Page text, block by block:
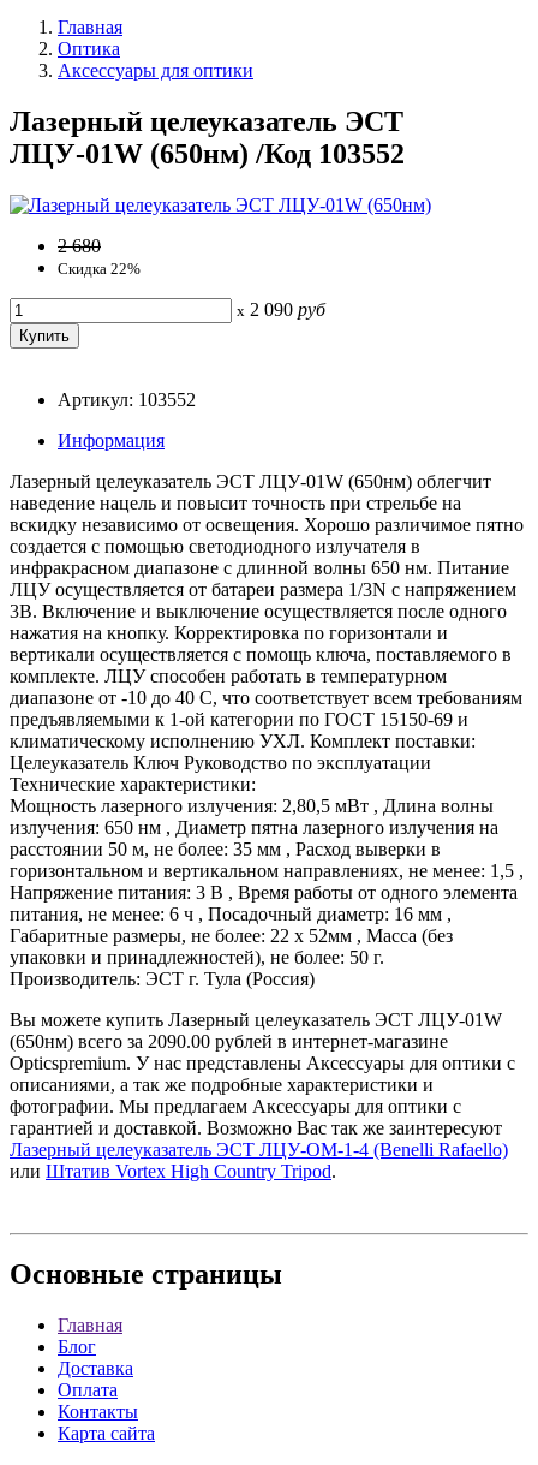
Главная
Оптика
Аксессуары для оптики
Лазерный целеуказатель ЭСТ
ЛЦУ-01W (650нм) /Код 103552
2 680
Скидка 22%
x 2 090 руб
Артикул: 103552
Информация
Лазерный целеуказатель ЭСТ ЛЦУ-01W (650нм) облегчит
наведение нацель и повысит точность при стрельбе на
вскидку независимо от освещения. Хорошо различимое пятно
создается с помощью светодиодного излучателя в
инфракрасном диапазоне с длинной волны 650 нм. Питание
ЛЦУ осуществляется от батареи размера 1/3N с напряжением
3В. Включение и выключение осуществляется после одного
нажатия на кнопку. Корректировка по горизонтали и
вертикали осуществляется с помощь ключа, поставляемого в
комплекте. ЛЦУ способен работать в температурном
диапазоне от -10 до 40 С, что соответствует всем требованиям
предъявляемыми к 1-ой категории по ГОСТ 15150-69 и
климатическому исполнению УХЛ. Комплект поставки:
Целеуказатель Ключ Руководство по эксплуатации
Технические характеристики:
Мощность лазерного излучения: 2,80,5 мВт , Длина волны
излучения: 650 нм , Диаметр пятна лазерного излучения на
расстоянии 50 м, не более: 35 мм , Расход выверки в
горизонтальном и вертикальном направлениях, не менее: 1,5 ,
Напряжение питания: 3 В , Время работы от одного элемента
питания, не менее: 6 ч , Посадочный диаметр: 16 мм ,
Габаритные размеры, не более: 22 х 52мм , Масса (без
упаковки и принадлежностей), не более: 50 г.
Производитель: ЭСТ г. Тула (Россия)
Вы можете купить Лазерный целеуказатель ЭСТ ЛЦУ-01W
(650нм) всего за 2090.00 рублей в интернет-магазине
Opticspremium. У нас представлены Аксессуары для оптики с
описаниями, а так же подробные характеристики и
фотографии. Мы предлагаем Аксессуары для оптики с
гарантией и доставкой. Возможно Вас так же заинтересуют
Лазерный целеуказатель ЭСТ ЛЦУ-ОМ-1-4 (Benelli Rafaello)
или Штатив Vortex High Country Tripod.
Основные страницы
Главная
Блог
Доставка
Оплата
Контакты
Карта сайта